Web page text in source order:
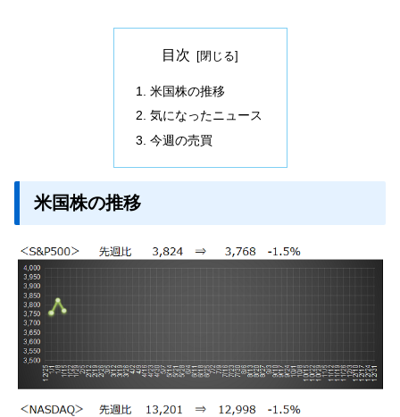
目次
米国株の推移
気になったニュース
今週の売買
米国株の推移